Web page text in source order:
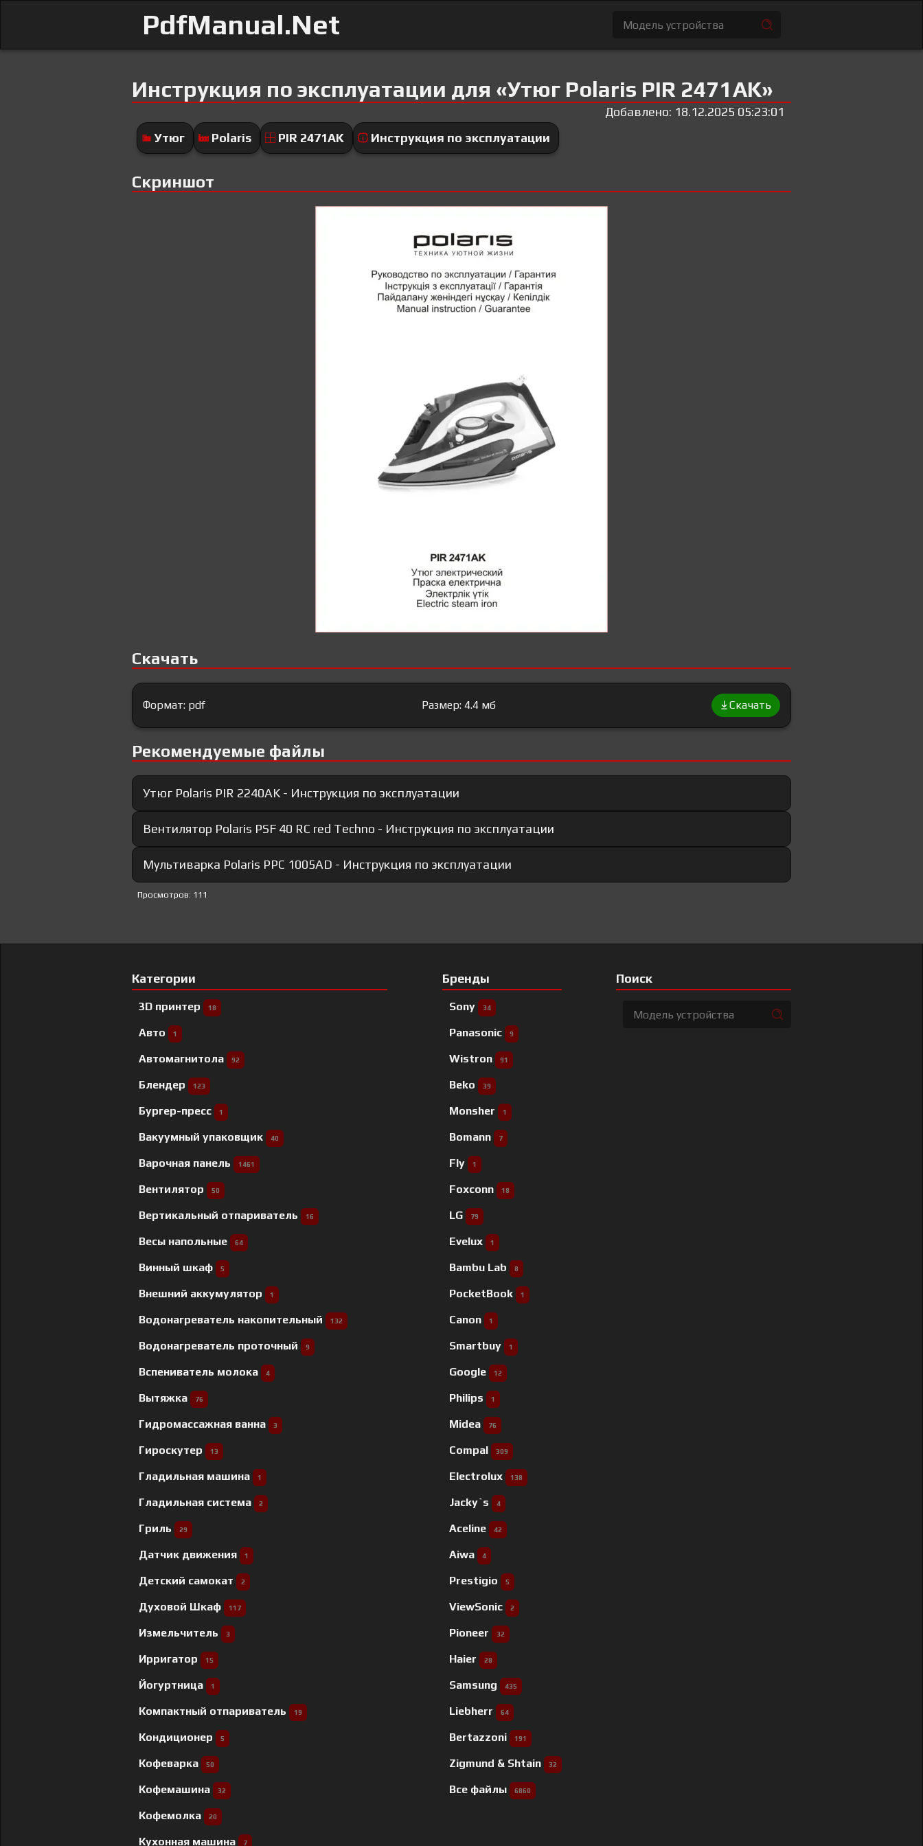
PdfManual.Net
Инструкция по эксплуатации для «Утюг Polaris PIR 2471AK»
Добавлено: 18.12.2025 05:23:01
Утюг
Polaris PIR 2471AK Инструкция по эксплуатации
Скриншот
Скачать
Формат: pdf Размер: 4.4 мб Скачать
Рекомендуемые файлы
Утюг Polaris PIR 2240AK - Инструкция по эксплуатации
Вентилятор Polaris PSF 40 RC red Techno - Инструкция по эксплуатации
Мультиварка Polaris PPC 1005AD - Инструкция по эксплуатации
Просмотров: 111
Категории
3D принтер 18
Авто 1
Автомагнитола 92
Блендер 123
Бургер-пресс 1
Вакуумный упаковщик 40
Варочная панель 1461
Вентилятор 50
Вертикальный отпариватель 16
Весы напольные 64
Винный шкаф 5
Внешний аккумулятор 1
Водонагреватель накопительный 132
Водонагреватель проточный 9
Вспениватель молока 4
Вытяжка 76
Гидромассажная ванна 3
Гироскутер 13
Гладильная машина 1
Гладильная система 2
Гриль 29
Датчик движения 1
Детский самокат 2
Духовой Шкаф 117
Измельчитель 3
Ирригатор 15
Йогуртница 1
Компактный отпариватель 19
Кондиционер 5
Кофеварка 50
Кофемашина 32
Кофемолка 20
Кухонная машина 7
Бренды
Sony 34
Panasonic 9
Wistron 91
Beko 39
Monsher 1
Bomann 7
Fly 1
Foxconn 18
LG 79
Evelux 1
Bambu Lab 8
PocketBook 1
Canon 1
Smartbuy 1
Google 12
Philips 1
Midea 76
Compal 309
Electrolux 138
Jacky`s 4
Aceline 42
Aiwa 4
Prestigio 5
ViewSonic 2
Pioneer 32
Haier 28
Samsung 435
Liebherr 64
Bertazzoni 191
Zigmund & Shtain 32
Все файлы 6860
Поиск